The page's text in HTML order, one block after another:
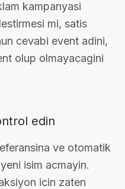
kampanyasi
mi, satis
cevabi event adini,
olup olmayacagini
edin
ve otomatik
isim acmayin.
icin zaten